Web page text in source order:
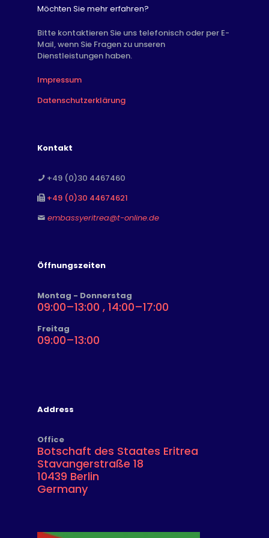
Möchten Sie mehr erfahren?
Bitte kontaktieren Sie uns telefonisch oder per E-
Mail, wenn Sie Fragen zu unseren
Dienstleistungen haben.
Impressum
Datenschutzerklärung
Kontakt
+49 (0)30 4467460
+49 (0)30 44674621
embassyeritrea@t-online.de
Öffnungszeiten
Montag - Donnerstag
09:00–13:00 , 14:00–17:00
Freitag
09:00–13:00
Address
Office
Botschaft des Staates Eritrea
Stavangerstraße 18
10439 Berlin
Germany